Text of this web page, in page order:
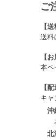
ご
【送
送料
【
本ペ
【
キャ
沖
北